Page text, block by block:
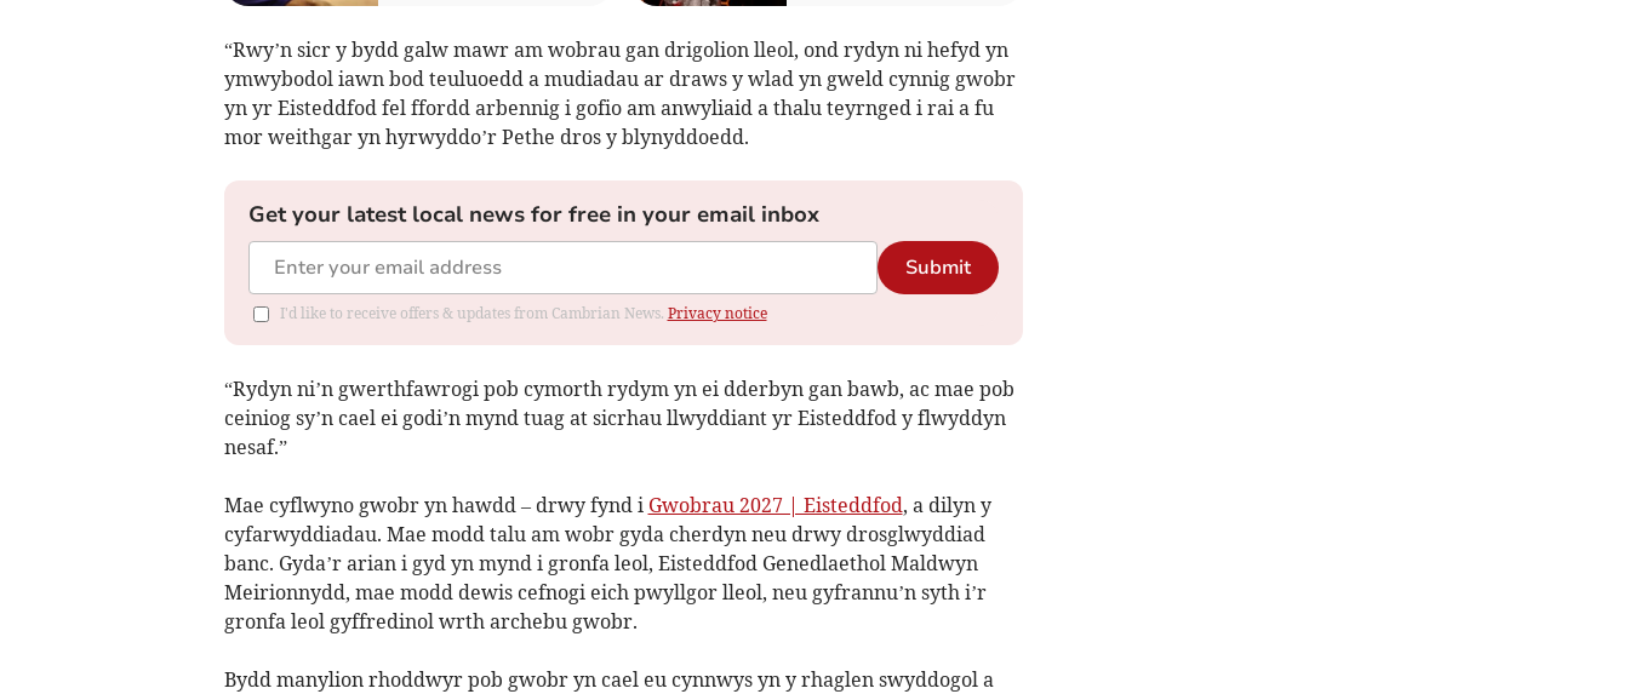
“Rwy’n sicr y bydd galw mawr am wobrau gan drigolion lleol, ond rydyn ni hefyd yn
ymwybodol iawn bod teuluoedd a mudiadau ar draws y wlad yn gweld cynnig gwobr
yn yr Eisteddfod fel ffordd arbennig i gofio am anwyliaid a thalu teyrnged i rai a fu
mor weithgar yn hyrwyddo’r Pethe dros y blynyddoedd.
Get your latest local news for free in your email inbox
Submit
I'd like to receive offers & updates from Cambrian News. Privacy notice
“Rydyn ni’n gwerthfawrogi pob cymorth rydym yn ei dderbyn gan bawb, ac mae pob
ceiniog sy’n cael ei godi’n mynd tuag at sicrhau llwyddiant yr Eisteddfod y flwyddyn
nesaf.”
Mae cyflwyno gwobr yn hawdd – drwy fynd i Gwobrau 2027 | Eisteddfod, a dilyn y
cyfarwyddiadau. Mae modd talu am wobr gyda cherdyn neu drwy drosglwyddiad
banc. Gyda’r arian i gyd yn mynd i gronfa leol, Eisteddfod Genedlaethol Maldwyn
Meirionnydd, mae modd dewis cefnogi eich pwyllgor lleol, neu gyfrannu’n syth i’r
gronfa leol gyffredinol wrth archebu gwobr.
Bydd manylion rhoddwyr pob gwobr yn cael eu cynnwys yn y rhaglen swyddogol a